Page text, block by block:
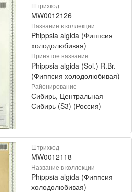
Штрихкод
MW0012126
Название в коллекции
Phippsia algida (Фиппсия
холодолюбивая)
Принятое название
Phippsia algida (Sol.) R.Br.
(Фиппсия холодолюбивая)
Районирование
Сибирь, Центральная
Сибирь (S3) (Россия)
Штрихкод
MW0012118
Название в коллекции
Phippsia algida (Фиппсия
холодолюбивая)